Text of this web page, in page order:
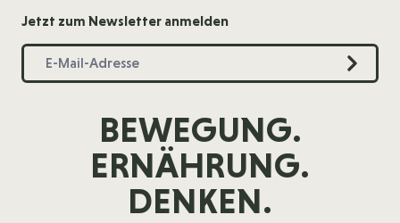
BEWEGUNG.
ERNÄHRUNG.
DENKEN.
Jetzt zum Newsletter anmelden